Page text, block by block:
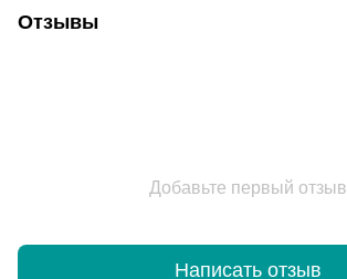
Отзывы
Добавьте первый отзыв
Написать отзыв